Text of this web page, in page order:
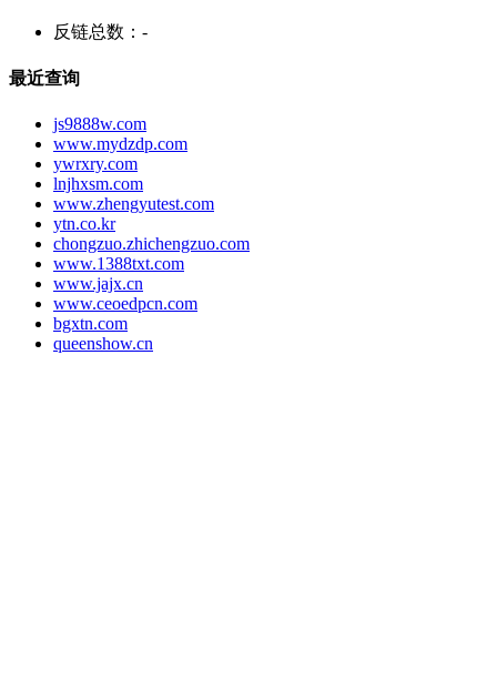
反链总数： -
最近查询
js9888w.com
www.mydzdp.com
ywrxry.com
lnjhxsm.com
www.zhengyutest.com
ytn.co.kr
chongzuo.zhichengzuo.com
www.1388txt.com
www.jajx.cn
www.ceoedpcn.com
bgxtn.com
queenshow.cn